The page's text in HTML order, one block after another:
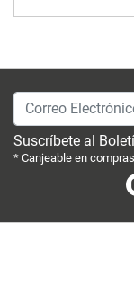
Correo Electrónico
Suscríbete al
* Canjeable en